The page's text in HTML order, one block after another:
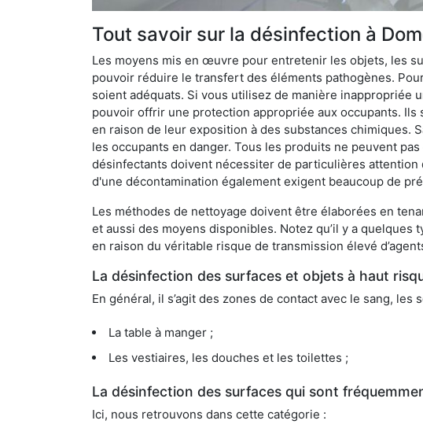
Tout savoir sur la désinfection à
Les moyens mis en œuvre pour entretenir les objets, les
pouvoir réduire le transfert des éléments pathogènes.
soient adéquats. Si vous utilisez de manière
pouvoir offrir une protection appropriée aux occupants.
en raison de leur exposition à des substances chimiques.
les occupants en danger. Tous les produits ne peuvent
désinfectants doivent nécessiter de particulières
d'une décontamination également exigent beaucoup de
Les méthodes de nettoyage doivent être élaborées en
et aussi des moyens disponibles. Notez qu’il y a
en raison du véritable risque de transmission élevé
La désinfection des surfaces et objets à haut
En général, il s’agit des zones de contact avec le sang,
La table à manger ;
Les vestiaires, les douches et les toilettes ;
La désinfection des surfaces qui sont
Ici, nous retrouvons dans cette catégorie :